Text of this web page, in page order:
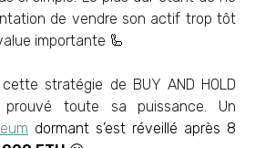
de vendre son actif trop tôt
importante 🦾
stratégie de BUY AND HOLD
toute sa puissance. Un
dormant s’est réveillé après 8